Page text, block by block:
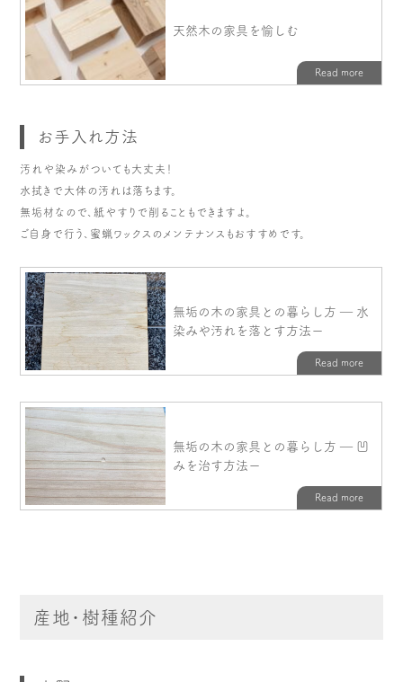
お手入れ方法
汚れや染みがついても大丈夫！
水拭きで大体の汚れは落ちます。
無垢材なので、紙やすりで削ることもできますよ。
ご自身で行う、蜜蝋ワックスのメンテナンスもおすすめです。
産地・樹種紹介